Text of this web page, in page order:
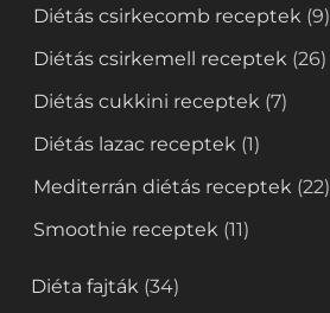
Diétás csirkecomb receptek (9)
Diétás csirkemell receptek (26)
Diétás cukkini receptek (7)
Diétás lazac receptek (1)
Mediterrán diétás receptek (22)
Smoothie receptek (11)
Diéta fajták (34)